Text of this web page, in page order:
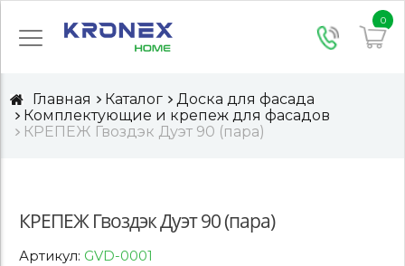
0
Главная Каталог
Доска для фасада
Комплектующие и крепеж для фасадов
КРЕПЕЖ Гвоздэк Дуэт 90 (пара)
КРЕПЕЖ Гвоздэк Дуэт 90 (пара)
Артикул: GVD-0001